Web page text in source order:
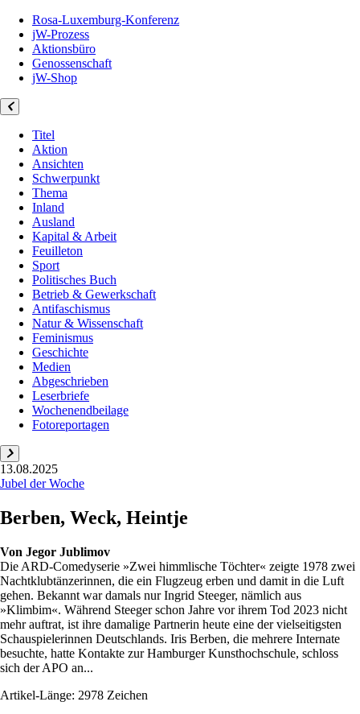
Rosa-Luxemburg-Konferenz
jW-Prozess
Aktionsbüro
Genossenschaft
jW-Shop
Titel
Aktion
Ansichten
Schwerpunkt
Thema
Inland
Ausland
Kapital & Arbeit
Feuilleton
Sport
Politisches Buch
Betrieb & Gewerkschaft
Antifaschismus
Natur & Wissenschaft
Feminismus
Geschichte
Medien
Abgeschrieben
Leserbriefe
Wochenendbeilage
Fotoreportagen
13.08.2025
Jubel der Woche
Berben, Weck, Heintje
Von Jegor Jublimov
Die ARD-Comedyserie »Zwei himmlische Töchter« zeigte 1978 zwei
Nachtklubtänzerinnen, die ein Flugzeug erben und damit in die Luft
gehen. Bekannt war damals nur Ingrid Steeger, nämlich aus
»Klimbim«. Während Steeger schon Jahre vor ihrem Tod 2023 nicht
mehr auftrat, ist ihre damalige Partnerin heute eine der vielseitigsten
Schauspielerinnen Deutschlands. Iris Berben, die mehrere Internate
besuchte, hatte Kontakte zur Hamburger Kunsthochschule, schloss
sich der APO an...
Artikel-Länge: 2978 Zeichen